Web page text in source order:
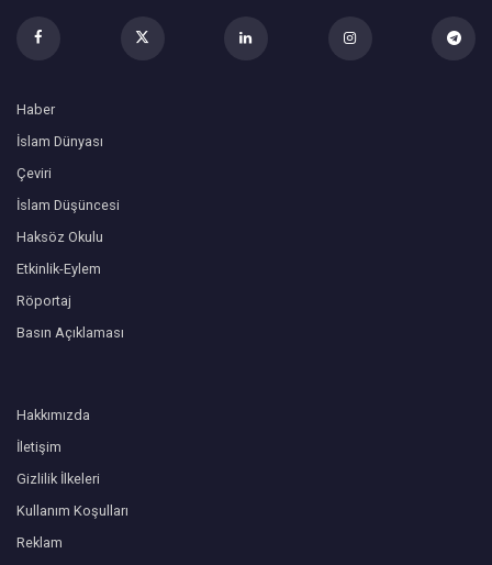
Haber
İslam Dünyası
Çeviri
İslam Düşüncesi
Haksöz Okulu
Etkinlik-Eylem
Röportaj
Basın Açıklaması
Hakkımızda
İletişim
Gizlilik İlkeleri
Kullanım Koşulları
Reklam